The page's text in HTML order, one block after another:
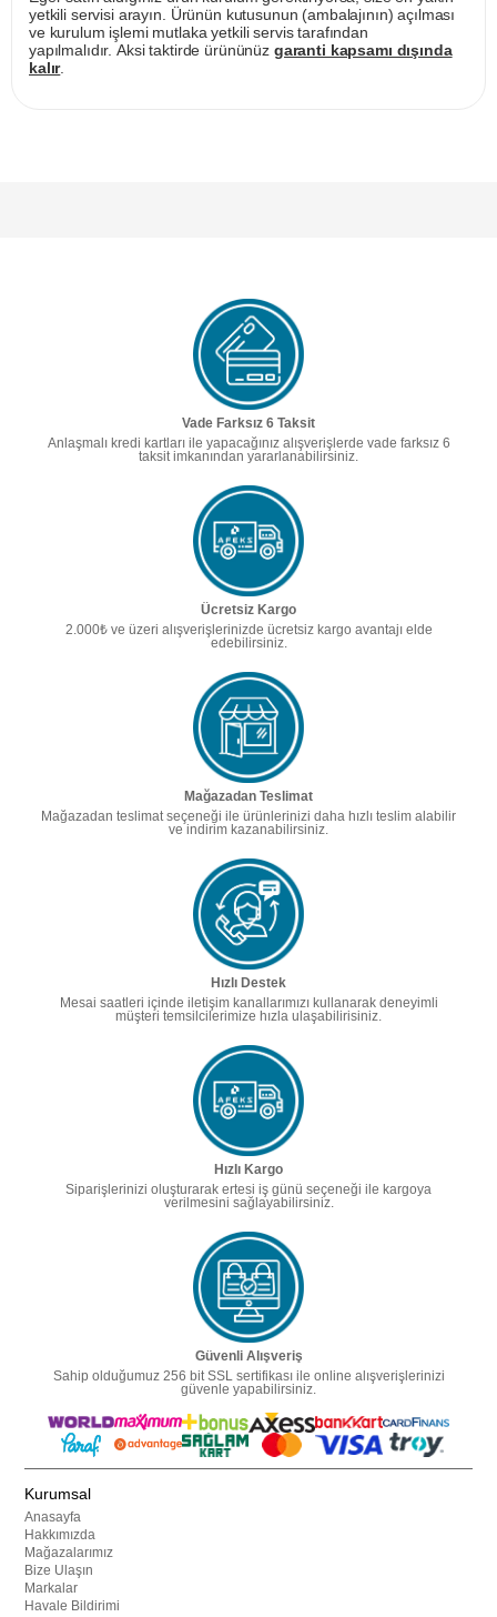
yetkili servisi arayın. Ürünün kutusunun (ambalajının) açılması
ve kurulum işlemi mutlaka yetkili servis tarafından
yapılmalıdır. Aksi taktirde ürününüz garanti kapsamı dışında
kalır.
Vade Farksız 6 Taksit
Anlaşmalı kredi kartları ile yapacağınız alışverişlerde vade farksız 6
taksit imkanından yararlanabilirsiniz.
Ücretsiz Kargo
2.000₺ ve üzeri alışverişlerinizde ücretsiz kargo avantajı elde
edebilirsiniz.
Mağazadan Teslimat
Mağazadan teslimat seçeneği ile ürünlerinizi daha hızlı teslim alabilir
ve indirim kazanabilirsiniz.
Hızlı Destek
Mesai saatleri içinde iletişim kanallarımızı kullanarak deneyimli
müşteri temsilcilerimize hızla ulaşabilirisiniz.
Hızlı Kargo
Siparişlerinizi oluşturarak ertesi iş günü seçeneği ile kargoya
verilmesini sağlayabilirsiniz.
Güvenli Alışveriş
Sahip olduğumuz 256 bit SSL sertifikası ile online alışverişlerinizi
güvenle yapabilirsiniz.
Kurumsal
Anasayfa
Hakkımızda
Mağazalarımız
Bize Ulaşın
Markalar
Havale Bildirimi